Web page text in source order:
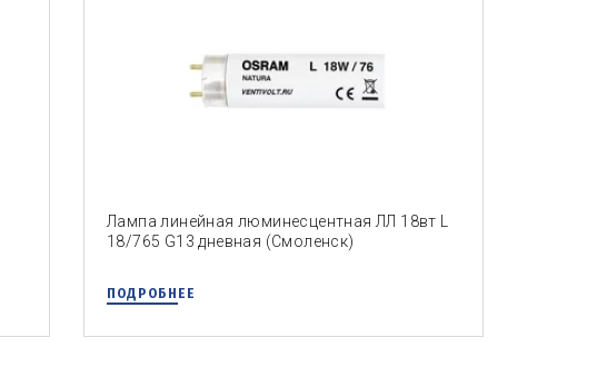
Лампа линейная люминесцентная ЛЛ 18вт L
18/765 G13 дневная (Смоленск)
ПОДРОБНЕЕ